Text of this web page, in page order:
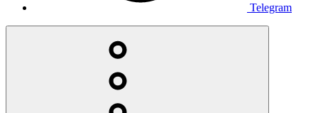
Telegram